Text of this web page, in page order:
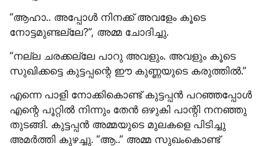
“ആഹാ.. അപ്പോൾ നിനക്ക് അവളേം കൂടെ
നോട്ടമുണ്ടല്ലേ?”, അമ്മ ചോദിച്ചു.
“നല്ല ചരക്കല്ലേ പാറു അവളും. അവളും കൂടെ
സുഖിക്കട്ടെ കുട്ടപ്പന്റെ ഈ കുണ്ണയുടെ കരുത്തിൽ.”
എന്നെ പാളി നോക്കികൊണ്ട് കുട്ടപ്പൻ പറഞ്ഞപ്പോൾ
എന്റെ പൂറ്റിൽ നിന്നും തേൻ ഒഴുകി പാന്റി നനഞ്ഞു
തുടങ്ങി. കുട്ടപ്പൻ അമ്മയുടെ മുലകളെ പിടിച്ചു
അമർത്തി കുഴച്ചു. “ആ..” അമ്മ സുഖംകൊണ്ട്